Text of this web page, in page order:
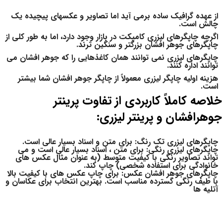
از عهده گرافیک ساده برمی آید اما تصاویر و عکسهای پیچیده یک
چالش است.
اگرچه چاپگرهای لیزری کامپکت در بازار وجود دارد، اما به طور کلی از
چاپگرهای جوهر افشان بزرگتر و سنگین ترند.
چاپگرهای لیزری نمی توانند همان کاغذهایی را که جوهر افشان می
توانند اداره کنند.
هزینه اولیه چاپگر لیزری معمولاً از ​​چاپگر جوهر افشان شما بیشتر
است.
خلاصه کاملاً کاربردی از تفاوت پرینتر
جوهرافشان و پرینتر لیزری:
چاپگرهای لیزری تک رنگ: برای متن و اسناد بسیار عالی است.
چاپگرهای لیزری رنگی: برای متن ، اسناد بسیار عالی است و می
تواند تصاویر رنگی با کیفیت متوسط ​​(به عنوان مثال عکس های
خانوادگی برای استفاده شخصی) چاپ کند.
چاپگرهای جوهر افشان عکس: برای چاپ عکس های با کیفیت بالا
با طیف رنگی گسترده مناسب است. بهترین انتخاب برای عکاسان و
آتلیه ها